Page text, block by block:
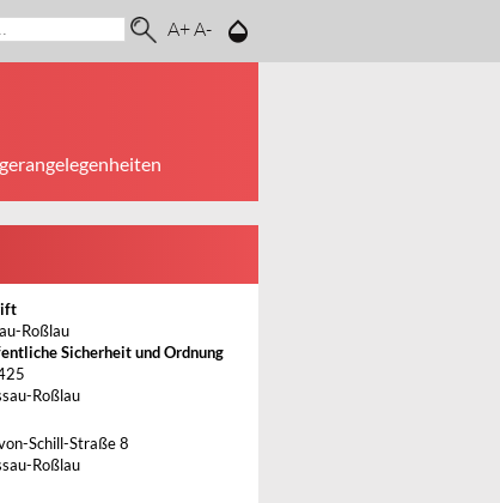
A+A-
Roßlau
Sicherheit und Ordnung
Roßlau
Schill-Straße 8
Roßlau